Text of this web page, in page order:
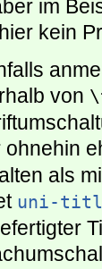
im
kein
von
ohnehin
als
uni-